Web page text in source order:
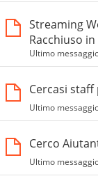
Streaming
Racchiuso
Ultimo
Cercasi
Ultimo
Cerco
Ultimo